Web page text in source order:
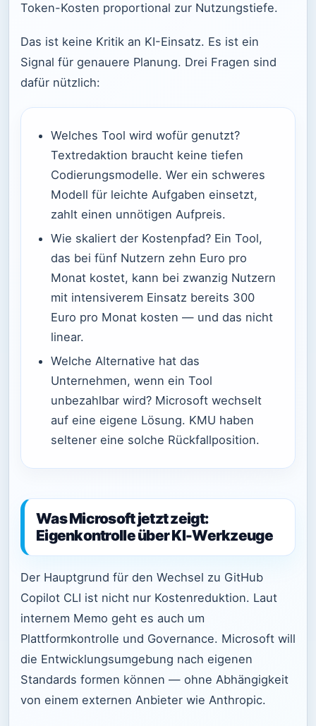
Token-Kosten proportional zur Nutzungstiefe.
Das ist keine Kritik an KI-Einsatz. Es ist ein
Signal für genauere Planung. Drei Fragen sind
dafür nützlich:
Welches Tool wird wofür genutzt?
Textredaktion braucht keine tiefen
Codierungsmodelle. Wer ein schweres
Modell für leichte Aufgaben einsetzt,
zahlt einen unnötigen Aufpreis.
Wie skaliert der Kostenpfad? Ein Tool,
das bei fünf Nutzern zehn Euro pro
Monat kostet, kann bei zwanzig Nutzern
mit intensiverem Einsatz bereits 300
Euro pro Monat kosten — und das nicht
linear.
Welche Alternative hat das
Unternehmen, wenn ein Tool
unbezahlbar wird? Microsoft wechselt
auf eine eigene Lösung. KMU haben
seltener eine solche Rückfallposition.
Was Microsoft jetzt zeigt:
Eigenkontrolle über KI-Werkzeuge
Der Hauptgrund für den Wechsel zu GitHub
Copilot CLI ist nicht nur Kostenreduktion. Laut
internem Memo geht es auch um
Plattformkontrolle und Governance. Microsoft will
die Entwicklungsumgebung nach eigenen
Standards formen können — ohne Abhängigkeit
von einem externen Anbieter wie Anthropic.